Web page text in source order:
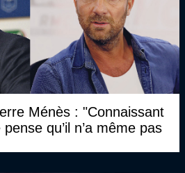
Ménès : "Connaissant
qu’il n’a même pas